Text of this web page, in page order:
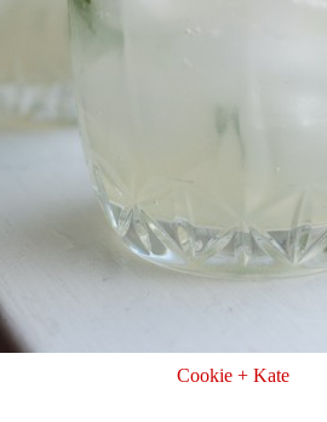
Cookie + Kate